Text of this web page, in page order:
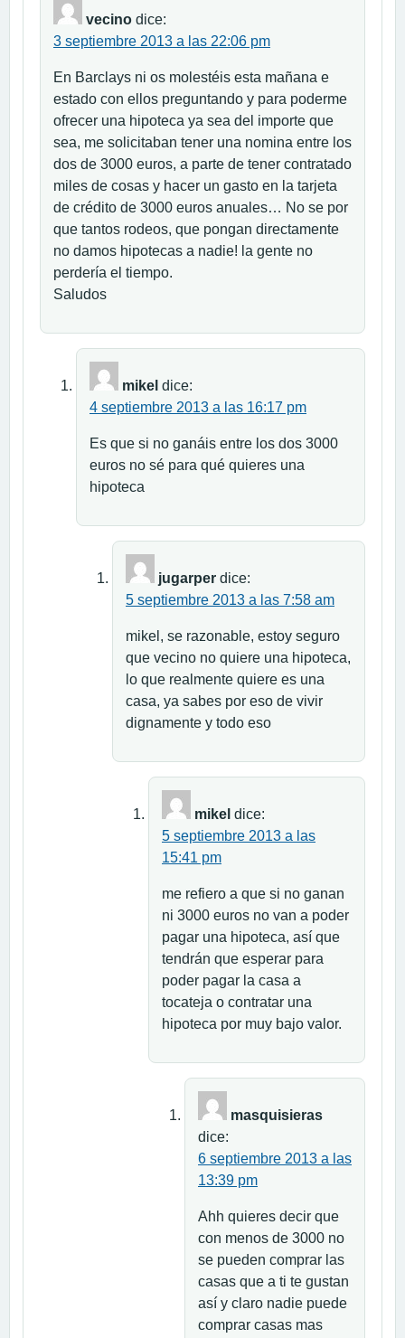
vecino dice:
3 septiembre 2013 a las 22:06 pm
En Barclays ni os molestéis esta mañana e
estado con ellos preguntando y para poderme
ofrecer una hipoteca ya sea del importe que
sea, me solicitaban tener una nomina entre los
dos de 3000 euros, a parte de tener contratado
miles de cosas y hacer un gasto en la tarjeta
de crédito de 3000 euros anuales… No se por
que tantos rodeos, que pongan directamente
no damos hipotecas a nadie! la gente no
perdería el tiempo.
Saludos
mikel dice:
4 septiembre 2013 a las 16:17 pm
Es que si no ganáis entre los dos 3000
euros no sé para qué quieres una
hipoteca
jugarper dice:
5 septiembre 2013 a las 7:58 am
mikel, se razonable, estoy seguro
que vecino no quiere una hipoteca,
lo que realmente quiere es una
casa, ya sabes por eso de vivir
dignamente y todo eso
mikel dice:
5 septiembre 2013 a las
15:41 pm
me refiero a que si no ganan
ni 3000 euros no van a poder
pagar una hipoteca, así que
tendrán que esperar para
poder pagar la casa a
tocateja o contratar una
hipoteca por muy bajo valor.
masquisieras
dice:
6 septiembre 2013 a las
13:39 pm
Ahh quieres decir que
con menos de 3000 no
se pueden comprar las
casas que a ti te gustan
así y claro nadie puede
comprar casas mas